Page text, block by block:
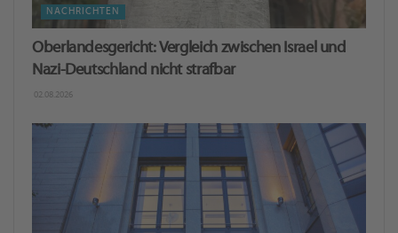
NACHRICHTEN
Oberlandesgericht: Ver­gleich zwi­schen Is­ra­el und
Nazi-Deutschland nicht straf­bar
02.08.2026